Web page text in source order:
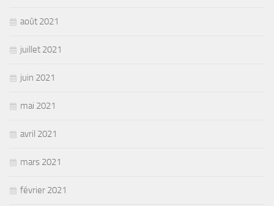
août 2021
juillet 2021
juin 2021
mai 2021
avril 2021
mars 2021
février 2021